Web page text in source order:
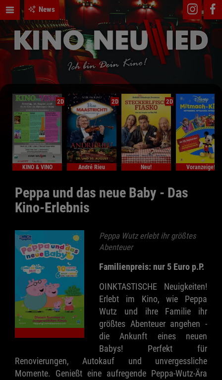
News
2D
KINO & VINO
2D
André Rieu
2D
Neu! Voranzeige!
Peppa und das neue Baby - Das
Kino-Erlebnis
Peppa Wutz erlebt ihr größtes
Abenteuer
Familienpreis: nur 5 Euro p.P.
OINKTASTISCHE Neuigkeiten!
Erlebt im Kino, wie Peppa
Wutz und ihre Familie ihr
größtes Abenteuer angehen -
die Ankunft eines neuen
Babys! Perfekt für
Renovierungen, Autokauf und unvergessliche
Momente. Genießt eine aufregende Peppa-Wutz-Ära